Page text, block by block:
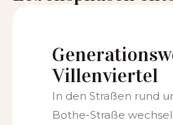
Villenviertel
In den Straßen rund
Bothe-Straße